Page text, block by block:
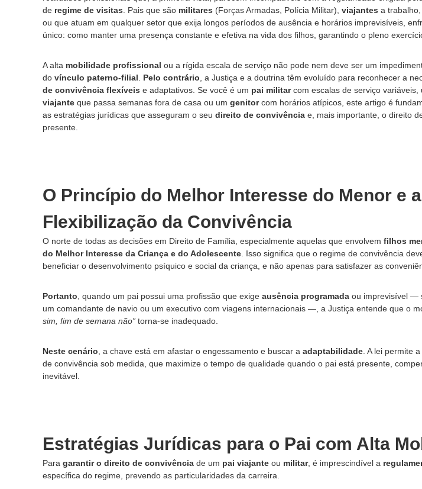
G
a
r
i
a
A
d
i
a
a
c
i
e
m
e
a
z
a
d
o
de regime de visitas . Pais que são militares (Forças Armadas, Polícia Militar), viajantes a
ou que atuam em qualquer setor que exija longos períodos de ausência e horários imprevisíveis,
único: como manter uma presença constante e efetiva na vida dos filhos, garantindo o pleno
A alta mobilidade profissional ou a rígida escala de serviço não pode nem deve ser um
do vínculo paterno-filial Pelo contrário , a Justiça e a doutrina têm evoluído para reconhecer a
de convivência flexíveis e adaptativos. Se você é um pai militarcom escalas de serviço variáveis,
viajante que passa semanas fora de casa ou um genitorcom horários atípicos, este artigo é
as estratégias jurídicas que asseguram o seu direito de convivência e, mais importante, o direito
presente.
O Princípio do Melhor Interesse do Menor e a
Flexibilização da Convivência
O norte de todas as decisões em Direito de Família, especialmente aquelas que envolvem filhos
do Melhor Interesse da Criança e do Adolescente . Isso significa que o regime de convivência
beneficiar o desenvolvimento psíquico e social da criança, e não apenas para satisfazer as
Portanto , quando um pai possui uma profissão que exige ausência programada ou imprevisível —
um comandante de navio ou um executivo com viagens internacionais —, a Justiça entende que o
sim, fim de semana não” torna-se inadequado.
Neste cenário , a chave está em afastar o engessamento e buscar a adaptabilidade . A lei permite
de convivência sob medida, que maximize o tempo de qualidade quando o pai está presente,
inevitável.
Estratégias Jurídicas para o Pai com Alta
Para garantir o direito de convivência de um pai viajante ou militar, é imprescindível a
específica do regime, prevendo as particularidades da carreira.